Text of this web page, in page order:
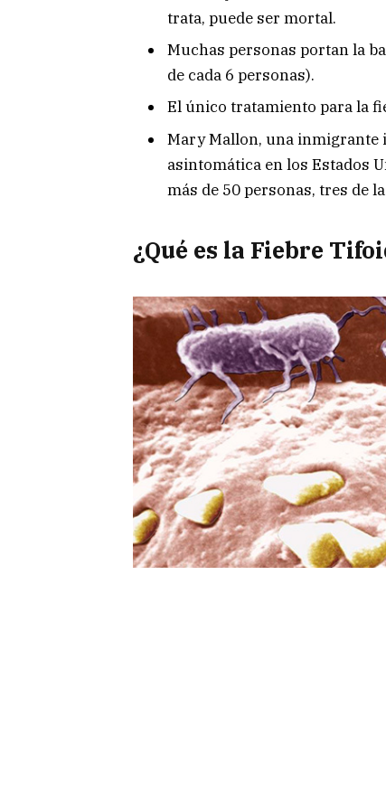
trata, puede ser mortal.
Muchas personas portan la
de cada 6 personas).
El único tratamiento para la
Mary Mallon, una inmigrante
asintomática en los Estados
más de 50 personas, tres de
¿Qué es la Fiebre